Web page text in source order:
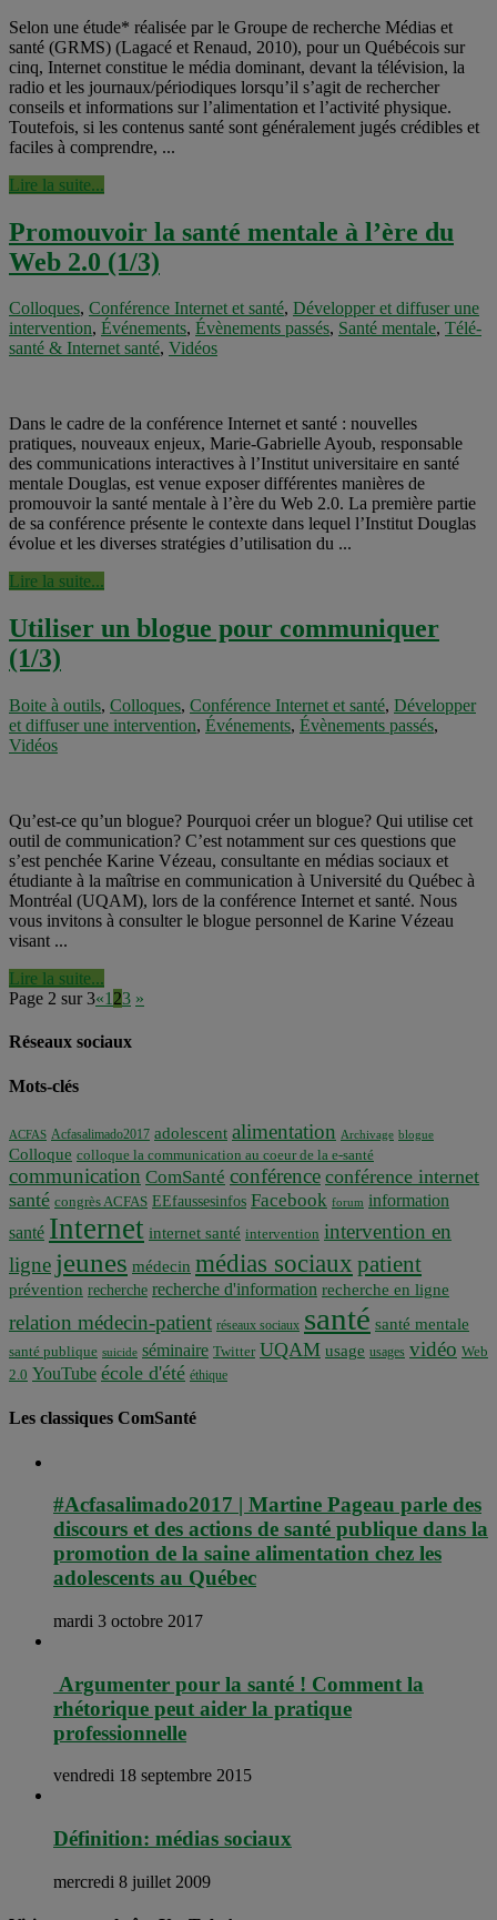
Selon une étude* réalisée par le Groupe de recherche Médias et
santé (GRMS) (Lagacé et Renaud, 2010), pour un Québécois sur
cinq, Internet constitue le média dominant, devant la télévision, la
radio et les journaux/périodiques lorsqu’il s’agit de rechercher
conseils et informations sur l’alimentation et l’activité physique.
Toutefois, si les contenus santé sont généralement jugés crédibles et
faciles à comprendre, ...
Lire la suite...
Promouvoir la santé mentale à l’ère du
Web 2.0 (1/3)
Colloques, Conférence Internet et santé, Développer et diffuser une
intervention, Événements, Évènements passés, Santé mentale, Télé-
santé & Internet santé, Vidéos
Dans le cadre de la conférence Internet et santé : nouvelles
pratiques, nouveaux enjeux, Marie-Gabrielle Ayoub, responsable
des communications interactives à l’Institut universitaire en santé
mentale Douglas, est venue exposer différentes manières de
promouvoir la santé mentale à l’ère du Web 2.0. La première partie
de sa conférence présente le contexte dans lequel l’Institut Douglas
évolue et les diverses stratégies d’utilisation du ...
Lire la suite...
Utiliser un blogue pour communiquer
(1/3)
Boite à outils, Colloques, Conférence Internet et santé, Développer
et diffuser une intervention, Événements, Évènements passés,
Vidéos
Qu’est-ce qu’un blogue? Pourquoi créer un blogue? Qui utilise cet
outil de communication? C’est notamment sur ces questions que
s’est penchée Karine Vézeau, consultante en médias sociaux et
étudiante à la maîtrise en communication à Université du Québec à
Montréal (UQAM), lors de la conférence Internet et santé. Nous
vous invitons à consulter le blogue personnel de Karine Vézeau
visant ...
Lire la suite...
Page 2 sur 3«1 23 »
Réseaux sociaux
Mots-clés
ACFAS Acfasalimado2017 adolescent alimentation Archivage blogue
Colloque colloque la communication au coeur de la e-santé
communication ComSanté conférence conférence internet
santé congrès ACFAS EEfaussesinfos Facebook forum information
santé Internet internet santé intervention intervention en
ligne jeunes médecin médias sociaux patient
prévention recherche recherche d'information recherche en ligne
relation médecin-patient réseaux sociaux santé santé mentale
santé publique suicide séminaire Twitter UQAM usage usages vidéo Web
2.0 YouTube école d'été éthique
Les classiques ComSanté
#Acfasalimado2017 | Martine Pageau parle des
discours et des actions de santé publique dans la
promotion de la saine alimentation chez les
adolescents au Québec
mardi 3 octobre 2017
Argumenter pour la santé ! Comment la
rhétorique peut aider la pratique
professionnelle
vendredi 18 septembre 2015
Définition: médias sociaux
mercredi 8 juillet 2009